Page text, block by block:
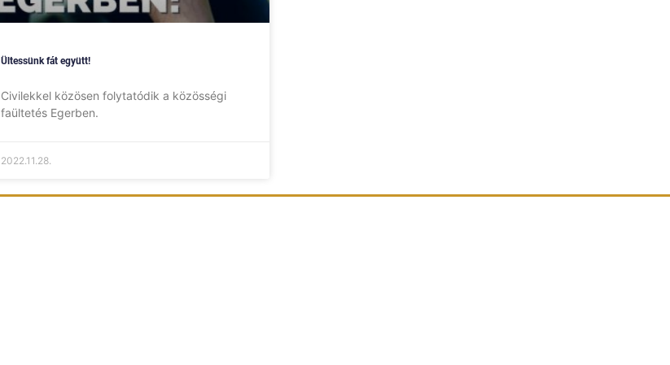
Ültessünk fát együtt!
Civilekkel közösen folytatódik a közösségi
faültetés Egerben.
2022.11.28.